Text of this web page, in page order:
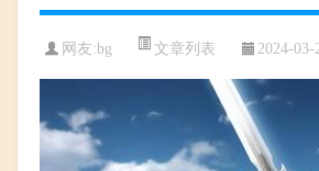
网友:bg 文章列表 2024-03-